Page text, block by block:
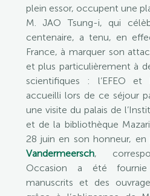
plein essor, occupent une
M. JAO Tsung-i, qui
centenaire, a tenu, en
France, à marquer son
et plus particulièrement à
scientifiques : l’EFEO et
accueilli lors de ce séjour
une visite du palais de
et de la bibliothèque
28 juin en son honneur, en
Vandermeersch,
Occasion a été
manuscrits et des